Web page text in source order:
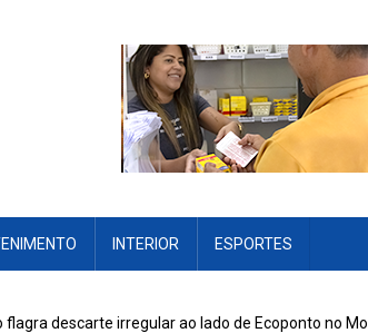
INTERIOR ESPORTES
descarte irregular ao lado de Ecoponto no